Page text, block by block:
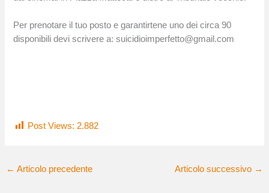
Per prenotare il tuo posto e garantirtene uno dei circa 90
disponibili devi scrivere a: suicidioimperfetto@gmail.com
Post Views: 2.882
← Articolo precedente Articolo successivo →